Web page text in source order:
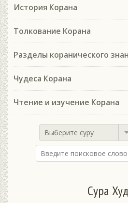
История Корана
Толкование Корана
Разделы коранического
Чудеса Корана
Чтение и изучение Корана
Выберите суру
Сура Худ